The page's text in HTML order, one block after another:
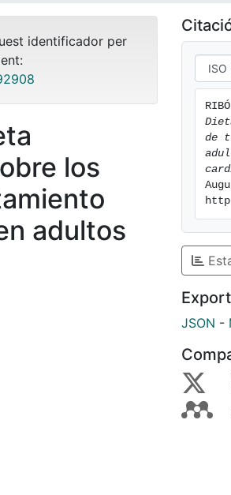
identificador per
los
adultos
de
JSON -